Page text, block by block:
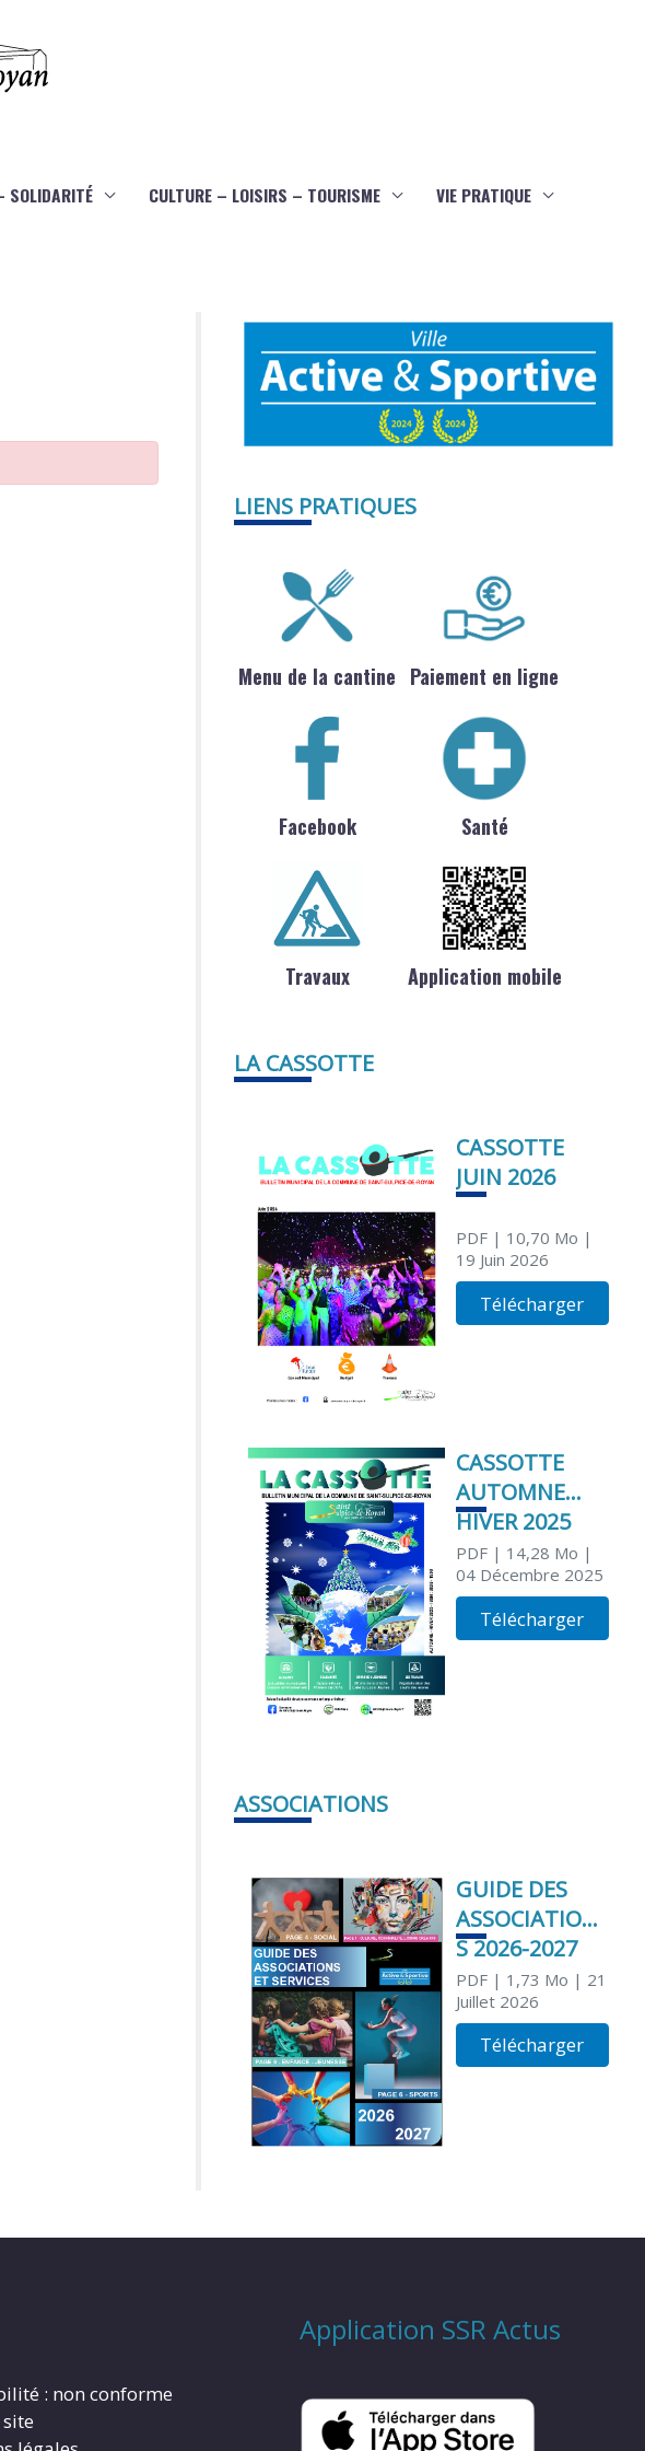
SOLIDARITÉ CULTURE – LOISIRS – TOURISME VIE PRATIQUE
LIENS PRATIQUES
Menu de la cantine Paiement en ligne
Facebook Santé
Travaux Application mobile
LA CASSOTTE
CASSOTTE
JUIN 2026
PDF| 10,70 Mo |
19 Juin 2026
Télécharger
CASSOTTE
AUTOMNE
HIVER 2025
PDF| 14,28 Mo |
04 Décembre 2025
Télécharger
ASSOCIATIONS
GUIDE DES
ASSOCIATION
S 2026-2027
PDF| 1,73 Mo | 21
Juillet 2026
Télécharger
: non conforme
Application SSR Actus